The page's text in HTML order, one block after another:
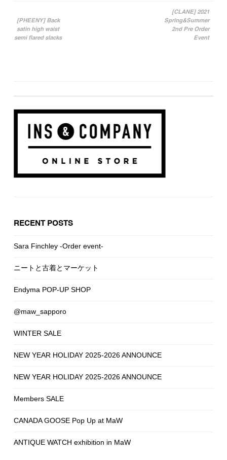
投稿ナビゲーション
[PHEENY] Back
satin high waist
semi flared slacks
[CLANE] 2021
Spring&Summer
2nd Pre Order
Event
RECENT POSTS
Sara Finchley -Order event-
ニートと古着とマーケット
Endyma POP-UP SHOP
@maw_sapporo
WINTER SALE
NEW YEAR HOLIDAY 2025-2026 ANNOUNCE
NEW YEAR HOLIDAY 2025-2026 ANNOUNCE
Members SALE
CANADA GOOSE Pop Up at MaW
ANTIQUE WATCH exhibition in MaW